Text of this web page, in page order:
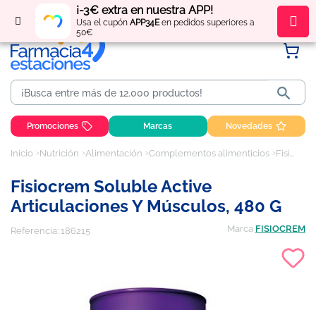
¡-3€ extra en nuestra APP!
Usa el cupón APP34Een pedidos superiores a
50€
Regístratey obténpuntos por tus compras

Promociones Marcas Novedades
Inicio Nutrición Alimentación Complementos alimenticios Fisiocrem soluble active articulaciones y músculos, 480 g
Fisiocrem Soluble Active
Articulaciones Y Músculos, 480 G
Referencia: 186215 Marca FISIOCREM